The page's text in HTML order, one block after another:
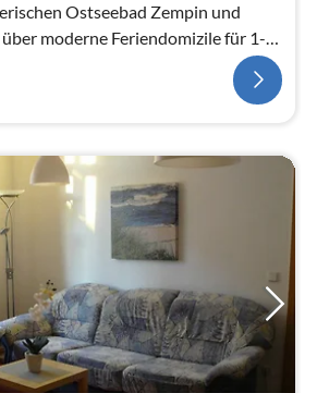
Ostseebad Zempin und
moderne Feriendomizile für 1-5